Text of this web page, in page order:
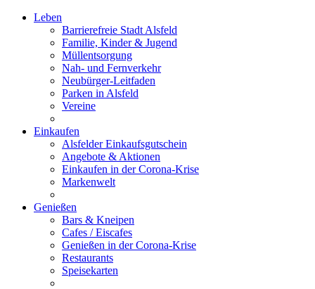
Leben
Barrierefreie Stadt Alsfeld
Familie, Kinder & Jugend
Müllentsorgung
Nah- und Fernverkehr
Neubürger-Leitfaden
Parken in Alsfeld
Vereine
Einkaufen
Alsfelder Einkaufsgutschein
Angebote & Aktionen
Einkaufen in der Corona-Krise
Markenwelt
Genießen
Bars & Kneipen
Cafes / Eiscafes
Genießen in der Corona-Krise
Restaurants
Speisekarten